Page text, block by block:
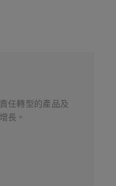
任轉型的產品及
長。